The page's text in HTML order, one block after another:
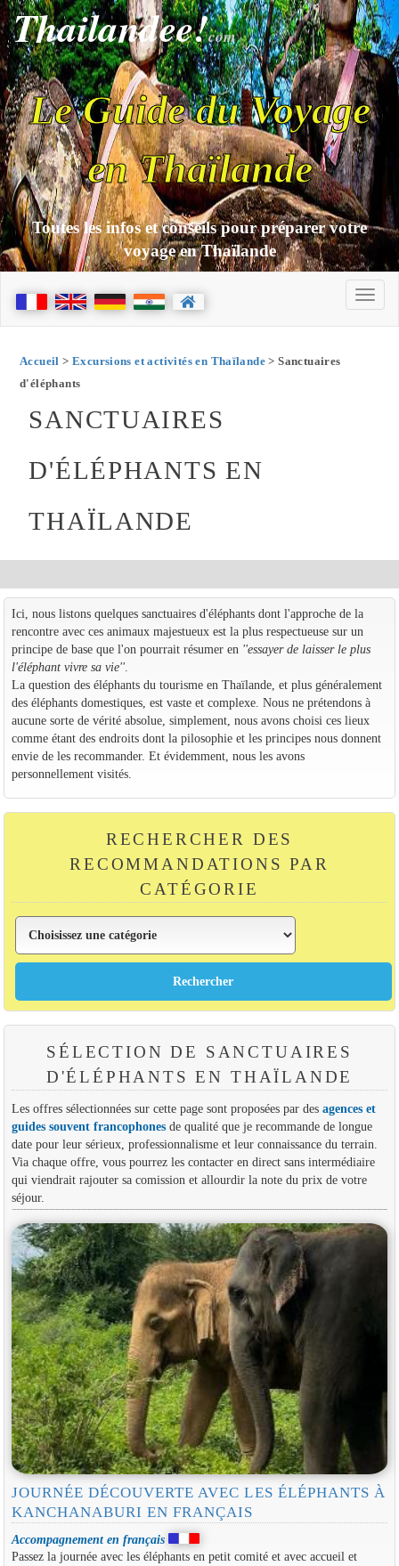
Thailandee!com
Le Guide du Voyage
en Thaïlande
Toutes les infos et conseils pour préparer votre
voyage en Thaïlande
Accueil > Excursions et activités en Thaïlande > Sanctuaires
d'éléphants
SANCTUAIRES
D'ÉLÉPHANTS EN
THAÏLANDE
Ici, nous listons quelques sanctuaires d'éléphants dont l'approche de la
rencontre avec ces animaux majestueux est la plus respectueuse sur un
principe de base que l'on pourrait résumer en ''essayer de laisser le plus
l'éléphant vivre sa vie''.
La question des éléphants du tourisme en Thaïlande, et plus généralement
des éléphants domestiques, est vaste et complexe. Nous ne prétendons à
aucune sorte de vérité absolue, simplement, nous avons choisi ces lieux
comme étant des endroits dont la pilosophie et les principes nous donnent
envie de les recommander. Et évidemment, nous les avons
personnellement visités.
RECHERCHER DES
RECOMMANDATIONS PAR
CATÉGORIE
SÉLECTION DE SANCTUAIRES
D'ÉLÉPHANTS EN THAÏLANDE
Les offres sélectionnées sur cette page sont proposées par des agences et
guides souvent francophonesde qualité que je recommande de longue
date pour leur sérieux, professionnalisme et leur connaissance du terrain.
Via chaque offre, vous pourrez les contacter en direct sans intermédiaire
qui viendrait rajouter sa comission et allourdir la note du prix de votre
séjour.
JOURNÉE DÉCOUVERTE AVEC LES ÉLÉPHANTS À
KANCHANABURI EN FRANÇAIS
Accompagnement en français
Passez la journée avec les éléphants en petit comité et avec accueil et